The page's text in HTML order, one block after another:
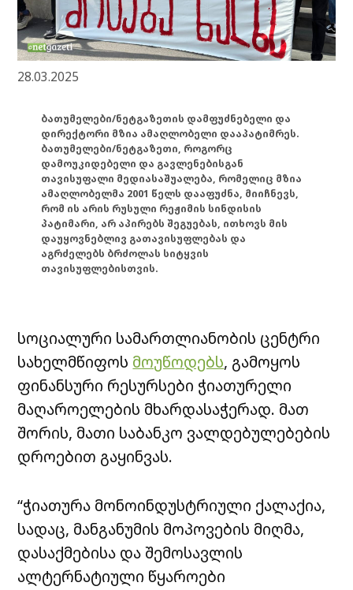
28.03.2025
ბათუმელები/ნეტგაზეთის დამფუძნებელი და
დირექტორი მზია ამაღლობელი დააპატიმრეს.
ბათუმელები/ნეტგაზეთი, როგორც
დამოუკიდებელი და გავლენებისგან
თავისუფალი მედიასაშუალება, რომელიც მზია
ამაღლობელმა 2001 წელს დააფუძნა, მიიჩნევს,
რომ ის არის რუსული რეჟიმის სინდისის
პატიმარი, არ აპირებს შეგუებას, ითხოვს მის
დაუყოვნებლივ გათავისუფლებას და
აგრძელებს ბრძოლას სიტყვის
თავისუფლებისთვის.
სოციალური სამართლიანობის ცენტრი
სახელმწიფოს მოუწოდებს, გამოყოს
ფინანსური რესურსები ჭიათურელი
მაღაროელების მხარდასაჭერად. მათ
შორის, მათი საბანკო ვალდებულებების
დროებით გაყინვას.
“ჭიათურა მონოინდუსტრიული ქალაქია,
სადაც, მანგანუმის მოპოვების მიღმა,
დასაქმებისა და შემოსავლის
ალტერნატიული წყაროები